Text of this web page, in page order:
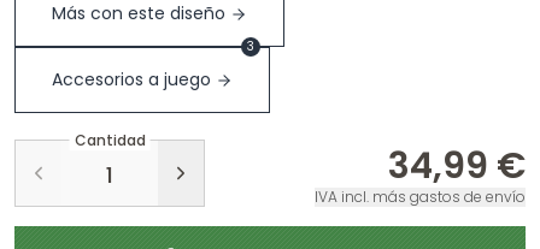
Más con este diseño
Accesorios a juego
3
Cantidad
34,99 €
IVA incl. más gastos de envío